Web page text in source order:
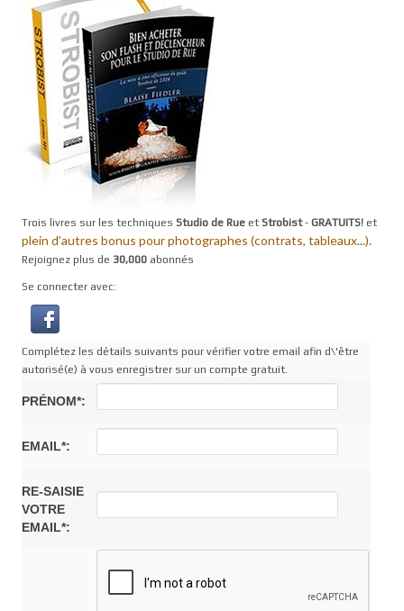
Trois livres sur les techniques Studio de Rue et Strobist- GRATUITS! et
plein d'autres bonus pour photographes (contrats, tableaux...).
Rejoignez plus de 30,000 abonnés
Se connecter avec:
Complétez les détails suivants pour vérifier votre email afin d\'être
autorisé(e) à vous enregistrer sur un compte gratuit.
PRÉNOM*:
EMAIL*:
RE-SAISIE
VOTRE
EMAIL*: